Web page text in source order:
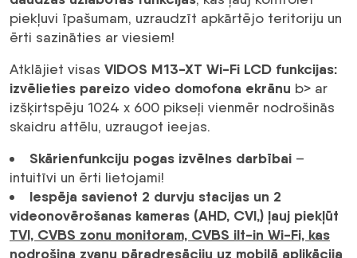
piekļuvi īpašumam, uzraudzīt apkārtējo teritoriju un
ērti sazināties ar viesiem!
Atklājiet visas VIDOS M13-XT Wi-Fi LCD funkcijas:
izvēlieties pareizo video domofona ekrānu b> ar
izšķirtspēju 1024 x 600 pikseļi vienmēr nodrošinās
skaidru attēlu, uzraugot ieejas.
Skārienfunkciju pogas izvēlnes darbībai –
intuitīvi un ērti lietojami!
Iespēja savienot 2 durvju stacijas un 2
videonovērošanas kameras (AHD, CVI,) ļauj piekļūt
TVI, CVBS zonu monitoram, CVBS ilt-in Wi-Fi, kas
nodrošina zvanu pāradresāciju uz mobilā aplikācija